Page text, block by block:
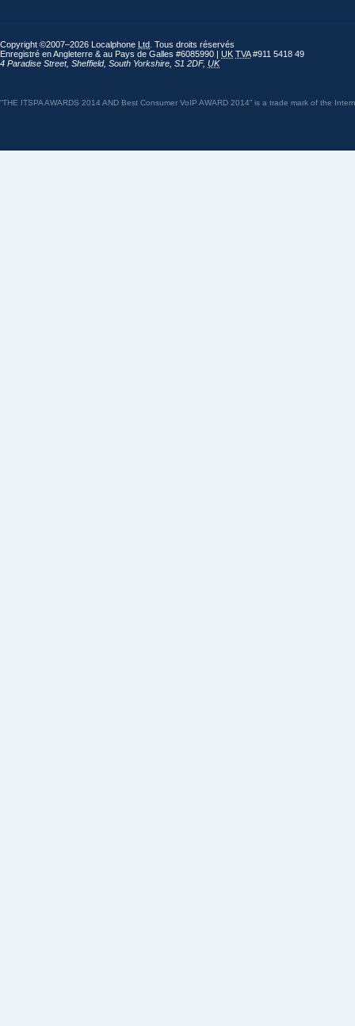
Copyright ©2007–2026 Localphone Ltd . Tous droits réservés
Enregistré en Angleterre & au Pays de Galles #6085990 | UK TVA#911 5418 49
4 Paradise Street, Sheffield, South Yorkshire S1 2DF, UK
“THE ITSPA AWARDS 2014 AND Best Consumer VoIP AWARD 2014” is a trade mark of the